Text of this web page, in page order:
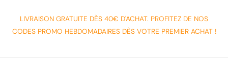
LIVRAISON GRATUITE DÈS 40€ D'ACHAT. PROFITEZ DE NOS
CODES PROMO HEBDOMADAIRES DÈS VOTRE PREMIER ACHAT !